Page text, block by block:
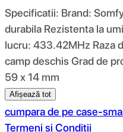
Specificatii: Brand:
durabila Rezistenta la
lucru: 433.42MHz Raza
camp deschis Grad de
59 x 14 mm
Afișează tot
cumpara de pe case-
Termeni si Conditii